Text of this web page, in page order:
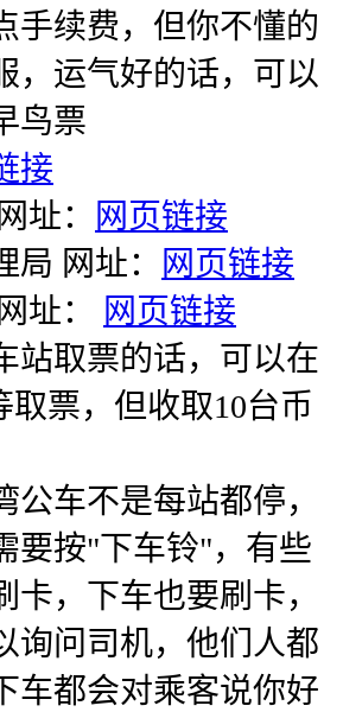
手续费，但你不懂的
，运气好的话，可以
鸟票
接
址：
网页链接
局 网址：
网页链接
址：
网页链接
站取票的话，可以在
取票，但收取10台币
公车不是每站都停，
要按"下车铃"，有些
卡，下车也要刷卡，
询问司机，他们人都
车都会对乘客说你好